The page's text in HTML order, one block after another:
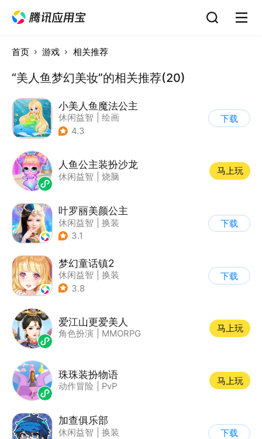
首页 游戏 相关推荐
“美人鱼梦幻美妆”的相关推荐(20)
小美人鱼魔法公主
休闲益智
绘画
| 儿童游戏
4.3
下载
人鱼公主装扮沙龙
休闲益智 烧脑
马上玩
叶罗丽美颜公主
休闲益智
换装
| 动漫改编
3.1
下载
梦幻童话镇2
休闲益智
换装
| 女性向
3.8
下载
爱江山更爱美人
角色扮演 MMORPG
马上玩
珠珠装扮物语
动作冒险 PvP
马上玩
加查俱乐部
休闲益智
换装
下载